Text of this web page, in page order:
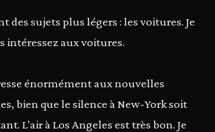
des sujets plus légers : les voitures. Je
intéressez aux voitures.
énormément aux nouvelles
bien que le silence à New-York soit
L'air à Los Angeles est très bon. Je